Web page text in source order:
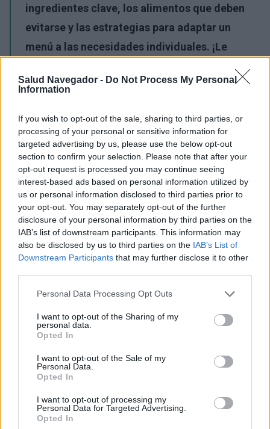
Salud Navegador - Do Not Process My Personal
Information
If you wish to opt-out of the sale, sharing to third parties, or
processing of your personal or sensitive information for
targeted advertising by us, please use the below opt-out
section to confirm your selection. Please note that after your
opt-out request is processed you may continue seeing
interest-based ads based on personal information utilized by
us or personal information disclosed to third parties prior to
your opt-out. You may separately opt-out of the further
disclosure of your personal information by third parties on the
IAB’s list of downstream participants. This information may
also be disclosed by us to third parties on the IAB’s List of
Downstream Participants that may further disclose it to other
Please note that this website/app uses one or more Google
not limited to your visit or usage behaviour. You may click to
grant or deny consent to Google and its third-party tags to
use your data for below specified purposes in below Google
consent section.
Personal Data Processing Opt Outs
I want to opt-out of the Sharing of my
personal data.
Opted In
I want to opt-out of the Sale of my
Personal Data.
Opted In
I want to opt-out of processing my
Personal Data for Targeted Advertising.
Opted In
ingredientes clave, los alimentos que deben
evitarse y las estrategias para adaptar un
menú a las necesidades individuales. ¡Le
¿Interesante? ¡Compártelo en Facebook!
¿Quiere estar al día? Síganos en News
Temas Bajo índice glucémico Carbohidratos